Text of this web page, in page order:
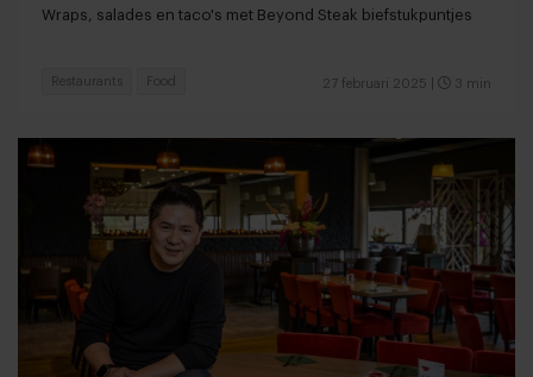
Wraps, salades en taco's met Beyond Steak biefstukpuntjes
27 februari 2025 3 min
Restaurants Food